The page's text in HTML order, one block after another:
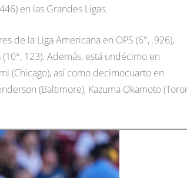
en las Grandes Ligas.
de la Liga Americana en OPS (6°, .926),
(10°, 123). Además, está undécimo en
(Chicago), así como decimocuarto en
(Baltimore), Kazuma Okamoto